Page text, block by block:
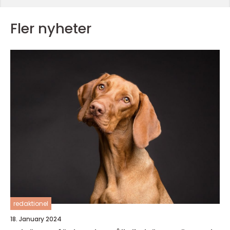
Fler nyheter
redaktionel
18. January 2024